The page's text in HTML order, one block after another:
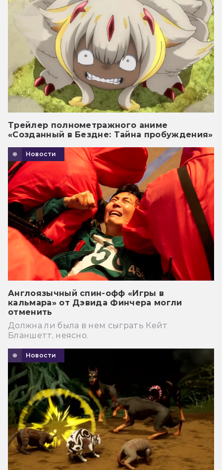
Трейлер полнометражного аниме
«Созданный в Бездне: Тайна пробуждения»
Новости
Англоязычный спин-офф «Игры в
кальмара» от Дэвида Финчера могли
отменить
Должна ли была в нем сыграть Кейт
Бланшетт, неясно.
Новости